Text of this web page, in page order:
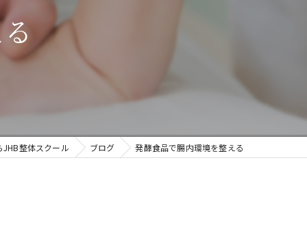
城市松橋地区
熊本南地区
整体スクール ブログ 発酵食品で腸内環境を整える